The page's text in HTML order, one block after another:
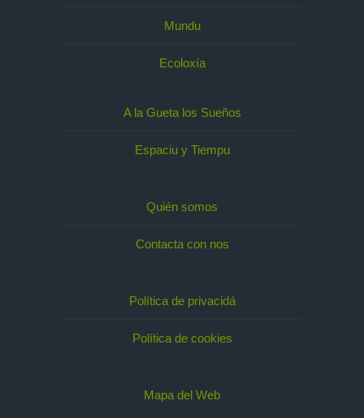
Mundu
Ecoloxía
A la Gueta los Sueños
Espaciu y Tiempu
Quién somos
Contacta con nos
Política de privacidá
Política de cookies
Mapa del Web